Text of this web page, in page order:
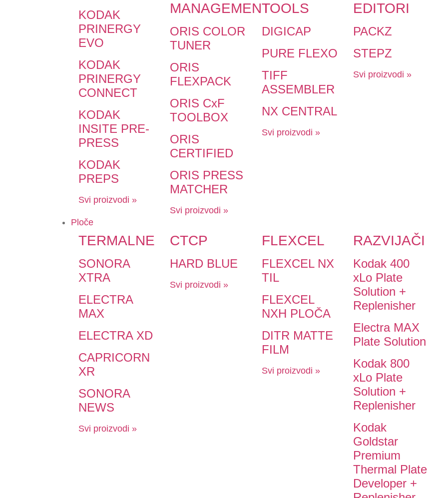
KODAK
PRINERGY
EVO
KODAK
PRINERGY
CONNECT
KODAK
INSITE PRE-
PRESS
KODAK
PREPS
Svi proizvodi »
MANAGEMENT
ORIS COLOR
TUNER
ORIS
FLEXPACK
ORIS CxF
TOOLBOX
ORIS
CERTIFIED
ORIS PRESS
MATCHER
Svi proizvodi »
TOOLS
DIGICAP
PURE FLEXO
TIFF
ASSEMBLER
NX CENTRAL
Svi proizvodi »
EDITORI
PACKZ
STEPZ
Svi proizvodi »
Ploče
TERMALNE
SONORA
XTRA
ELECTRA
MAX
ELECTRA XD
CAPRICORN
XR
SONORA
NEWS
Svi proizvodi »
CTCP
HARD BLUE
Svi proizvodi »
FLEXCEL
FLEXCEL NX
TIL
FLEXCEL
NXH PLOČA
DITR MATTE
FILM
Svi proizvodi »
RAZVIJAČI
Kodak 400
xLo Plate
Solution +
Replenisher
Electra MAX
Plate Solution
Kodak 800
xLo Plate
Solution +
Replenisher
Kodak
Goldstar
Premium
Thermal Plate
Developer +